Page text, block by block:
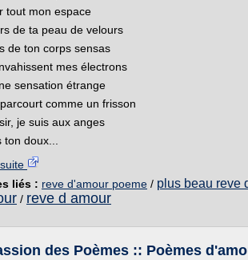
tout mon espace
de ta peau de velours
de ton corps sensas
mes électrons
sensation étrange
comme un frisson
je suis aux anges
ton doux...
liés : reve d'amour poeme / plus beau reve
/ reve d amour
des Poèmes :: Poèmes